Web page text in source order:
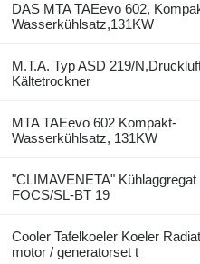
DAS MTA TAEevo 602,
Wasserkühlsatz,131KW
M.T.A. Typ ASD 219/
Kältetrockner
MTA TAEevo 602 Kompakt-
Wasserkühlsatz, 131KW
"CLIMAVENETA" Kühlaggregat
FOCS/SL-BT 19
Cooler Tafelkoeler Koeler
motor / generatorset t